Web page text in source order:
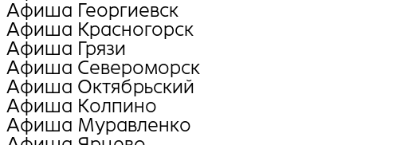
Афиша Георгиевск
Афиша Красногорск
Афиша Грязи
Афиша Североморск
Афиша Октябрьский
Афиша Колпино
Афиша Муравленко